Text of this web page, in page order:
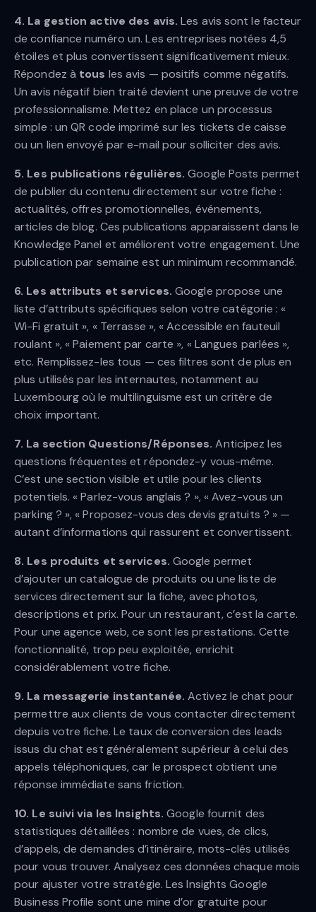
4. La gestion active des avis. Les avis sont le facteur
de confiance numéro un. Les entreprises notées 4,5
étoiles et plus convertissent significativement mieux.
Répondez à tous les avis — positifs comme négatifs.
Un avis négatif bien traité devient une preuve de votre
professionnalisme. Mettez en place un processus
simple : un QR code imprimé sur les tickets de caisse
ou un lien envoyé par e-mail pour solliciter des avis.
5. Les publications régulières. Google Posts permet
de publier du contenu directement sur votre fiche :
actualités, offres promotionnelles, événements,
articles de blog. Ces publications apparaissent dans le
Knowledge Panel et améliorent votre engagement. Une
publication par semaine est un minimum recommandé.
6. Les attributs et services. Google propose une
liste d’attributs spécifiques selon votre catégorie : «
Wi-Fi gratuit », « Terrasse », « Accessible en fauteuil
roulant », « Paiement par carte », « Langues parlées »,
etc. Remplissez-les tous — ces filtres sont de plus en
plus utilisés par les internautes, notamment au
Luxembourg où le multilinguisme est un critère de
choix important.
7. La section Questions/Réponses. Anticipez les
questions fréquentes et répondez-y vous-même.
C’est une section visible et utile pour les clients
potentiels. « Parlez-vous anglais ? », « Avez-vous un
parking ? », « Proposez-vous des devis gratuits ? » —
autant d’informations qui rassurent et convertissent.
8. Les produits et services. Google permet
d’ajouter un catalogue de produits ou une liste de
services directement sur la fiche, avec photos,
descriptions et prix. Pour un restaurant, c’est la carte.
Pour une agence web, ce sont les prestations. Cette
fonctionnalité, trop peu exploitée, enrichit
considérablement votre fiche.
9. La messagerie instantanée. Activez le chat pour
permettre aux clients de vous contacter directement
depuis votre fiche. Le taux de conversion des leads
issus du chat est généralement supérieur à celui des
appels téléphoniques, car le prospect obtient une
réponse immédiate sans friction.
10. Le suivi via les Insights. Google fournit des
statistiques détaillées : nombre de vues, de clics,
d’appels, de demandes d’itinéraire, mots-clés utilisés
pour vous trouver. Analysez ces données chaque mois
pour ajuster votre stratégie. Les Insights Google
Business Profile sont une mine d’or gratuite pour